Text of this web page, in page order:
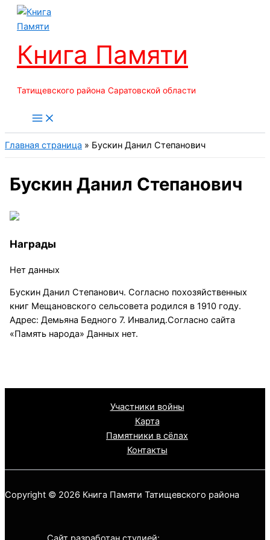
Перейти
Книга Памяти
Татищевского района Саратовской области
Главная страница » Бускин Данил Степанович
Бускин Данил Степанович
Награды
Нет данных
Бускин Данил Степанович. Согласно похозяйственных
книг Мещановского сельсовета родился в 1910 году.
Адрес: Демьяна Бедного 7. Инвалид.Согласно сайта
«Память народа» Данных нет.
Участники войны
Карта
Памятники в сёлах
Контакты
Copyright © 2026 Книга Памяти Татищевского района